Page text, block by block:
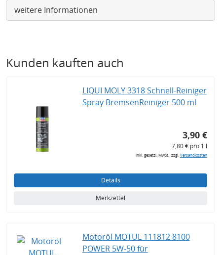
weitere Informationen
Kunden kauften auch
LIQUI MOLY 3318 Schnell-Reiniger
Spray BremsenReiniger 500 ml
3,90 €
7,80 € pro 1 l
inkl. gesetzl. MwSt., zzgl.Versandkosten
Details
Merkzettel
Motoröl MOTUL 111812 8100
POWER 5W-50 für